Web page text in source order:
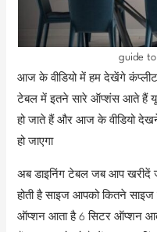
guide
आज के वीडियो में हम देखेंगे कंप्लीट
टेबल में इतने सारे ऑप्शंस आते हैं
हो जाते हैं और आज के वीडियो
हो जाएगा
अब डाइनिंग टेबल जब आप खरीदें
होती है साइज आपको कितने
ऑप्शन आता है 6 सिटर ऑप्शन